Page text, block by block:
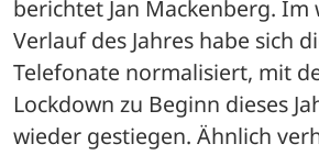
berichtet Jan Mackenberg. Im
Verlauf des Jahres habe sich
Telefonate normalisiert, mit
Lockdown zu Beginn dieses
wieder gestiegen. Ähnlich